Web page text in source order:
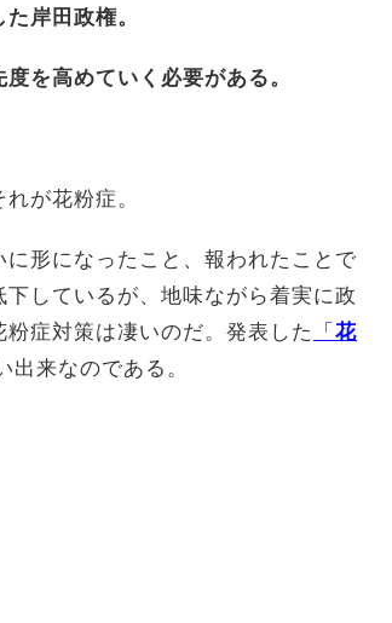
岸田政権。
を高めていく必要がある。
が花粉症。
形になったこと、報われたことで
しているが、地味ながら着実に政
症対策は凄いのだ。発表した
「 花
出来なのである。